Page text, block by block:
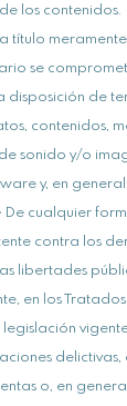
los contenidos.
título
se
disposición de
contenidos,
sonido y/o
y, en
De cualquier
contra los
libertades
en los
o, en